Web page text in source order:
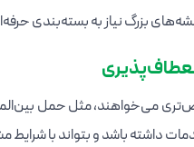
بزرگ نیاز به بسته‌بندی
می‌خواهند، مثل حمل
داشته باشد و بتواند با